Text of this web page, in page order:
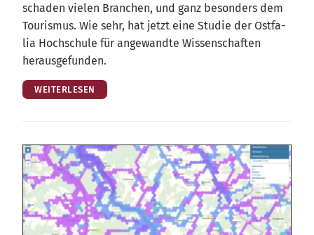
scha­den vie­len Bran­chen, und ganz beson­ders dem
Tou­ris­mus. Wie sehr, hat jetzt eine Stu­die der Ost­fa­
lia Hoch­schu­le für ange­wand­te Wis­sen­schaf­ten
herausgefunden.
WEITERLESEN